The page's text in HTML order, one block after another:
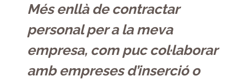
Més enllà de contractar
personal per a la meva
empresa, com puc col·laborar
amb empreses d’inserció o